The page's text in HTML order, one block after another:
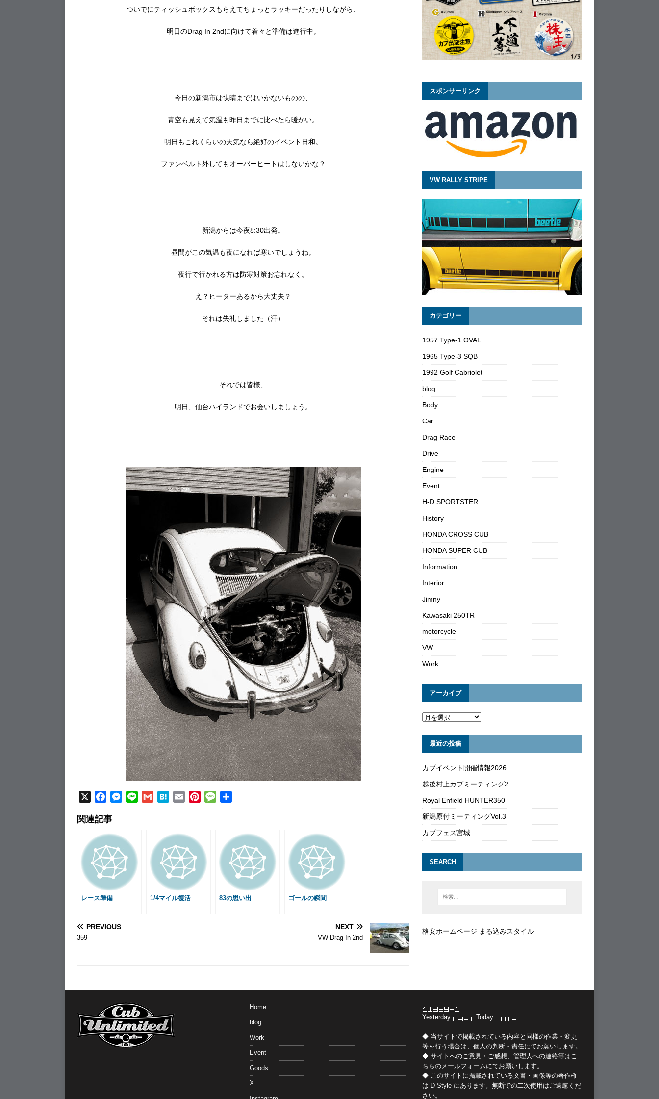
ついでにティッシュボックスもらえてちょっとラッキーだったりしながら、
明日のDrag In 2ndに向けて着々と準備は進行中。
今日の新潟市は快晴まではいかないものの、
青空も見えて気温も昨日までに比べたら暖かい。
明日もこれくらいの天気なら絶好のイベント日和。
ファンベルト外してもオーバーヒートはしないかな？
新潟からは今夜8:30出発。
昼間がこの気温も夜になれば寒いでしょうね。
夜行で行かれる方は防寒対策お忘れなく。
え？ヒーターあるから大丈夫？
それは失礼しました（汗）
それでは皆様、
明日、仙台ハイランドでお会いしましょう。
c
e
b
o
o
k
M
e
n
g
H
a
P
e
s
g
e
関連記事
レース準備 1/4マイル復活 83の思い出 ゴールの瞬間
PREVIOUS
359
NEXT
VW Drag In 2nd
スポンサーリンク
VW RALLY STRIPE
カテゴリー
1957 Type-1 OVAL
1965 Type-3 SQB
1992 Golf Cabriolet
blog
Body
Car
Drag Race
Drive
Engine
Event
H-D SPORTSTER
History
HONDA CROSS CUB
HONDA SUPER CUB
Information
Interior
Jimny
Kawasaki 250TR
motorcycle
VW
Work
アーカイブ
最近の投稿
カブイベント開催情報2026
越後村上カブミーティング2
Royal Enfield HUNTER350
新潟原付ミーティングVol.3
カブフェス宮城
SEARCH
格安ホームページ まる込みスタイル
Home
blog
Work
Event
Goods
X
Yesterday Today
◆ 当サイトで掲載されている内容と同様の作業・変更
等を行う場合は、個人の判断・責任にてお願いします。
◆ サイトへのご意見・ご感想、管理人への連絡等はこ
ちらのメールフォームにてお願いします。
◆ このサイトに掲載されている文書・画像等の著作権
は D-Styleにあります。無断での二次使用はご遠慮くだ
さい。